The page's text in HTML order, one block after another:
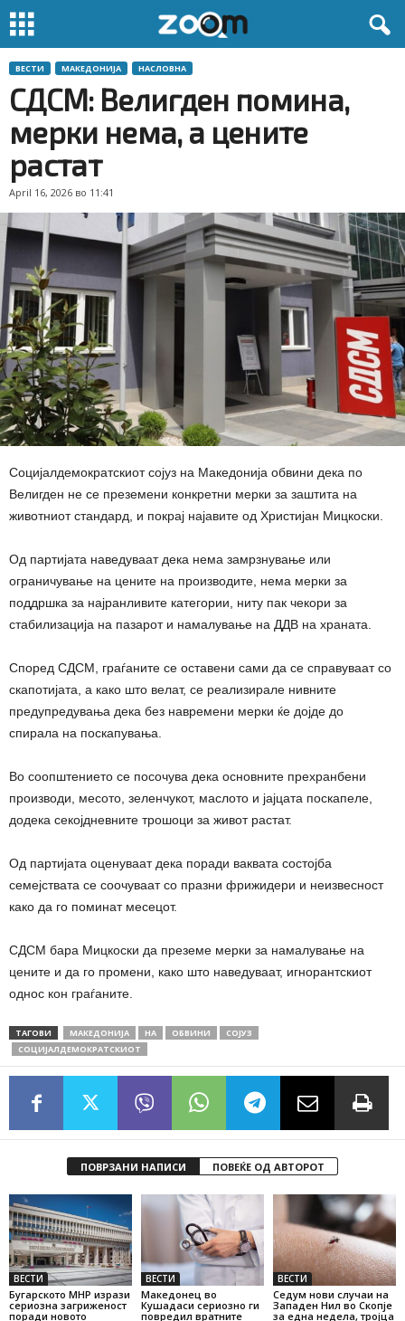
ВЕСТИ МАКЕДОНИЈА НАСЛОВНА
СДСМ: Велигден помина,
мерки нема, а цените
растат
April 16, 2026 во 11:41
Социјалдемократскиот сојуз на Македонија обвини дека по
Велигден не се преземени конкретни мерки за заштита на
животниот стандард, и покрај најавите од Христијан Мицкоски.
Од партијата наведуваат дека нема замрзнување или
ограничување на цените на производите, нема мерки за
поддршка за најранливите категории, ниту пак чекори за
стабилизација на пазарот и намалување на ДДВ на храната.
Според СДСМ, граѓаните се оставени сами да се справуваат со
скапотијата, а како што велат, се реализирале нивните
предупредувања дека без навремени мерки ќе дојде до
спирала на поскапувања.
Во соопштението се посочува дека основните прехранбени
производи, месото, зеленчукот, маслото и јајцата поскапеле,
додека секојдневните трошоци за живот растат.
Од партијата оценуваат дека поради ваквата состојба
семејствата се соочуваат со празни фрижидери и неизвесност
како да го поминат месецот.
СДСМ бара Мицкоски да преземе мерки за намалување на
цените и да го промени, како што наведуваат, игнорантскиот
однос кон граѓаните.
ТАГОВИ МАКЕДОНИЈА НА ОБВИНИ
СОЈУЗ
СОЦИЈАЛДЕМОКРАТСКИОТ
ПОВРЗАНИ НАПИСИ ПОВЕЌЕ ОД АВТОРОТ
ВЕСТИ
Бугарското МНР изрази
сериозна загриженост
поради новото
ВЕСТИ
Македонец во
Кушадаси сериозно ги
повредил вратните
ВЕСТИ
Седум нови случаи на
Западен Нил во Скопје
за една недела, тројца